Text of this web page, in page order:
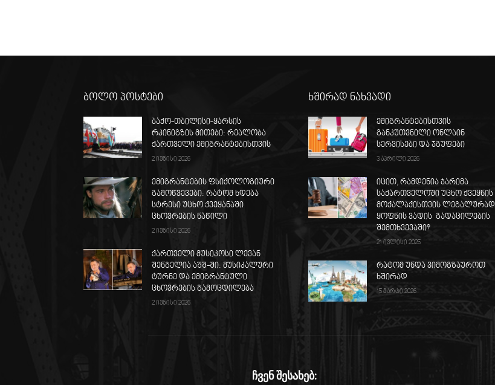
ბოლო პოსტები
ბაქო-თბილისი-ყარსის
რკინიგზის მითები: რეალობა
ქართველი ემიგრანტებისთვის
2 ივნისი 2026
ემიგრანტების ფსიქოლოგიური
გამოწვევები: რატომ ხდება
სტრესი უცხო ქვეყანაში
ცხოვრების ნაწილი
2 ივნისი 2026
ქართველი მუსიკოსი ლევან
შენგელია აშშ-ში: მუსიკალური
ტურნე და ემიგრანტული
ცხოვრების გამოცდილება
2 ივნისი 2026
ხშირად ნახვადი
ემიგრანტებისთვის
განკუთვნილი ონლაინ
სერვისები და ჯგუფები
3 აპრილი 2026
იცით, რამდენია ჯარიმა
საქართველოში უცხო ქვეყნის
მოქალაქისთვის ლეგალურად
ყოფნის ვადის გადაცილების
შემთხვევაში?
21 ივლისი 2025
რატომ უნდა ვიმოგზაუროთ
ხშირად
15 მარტი 2026
ჩვენ შესახებ: